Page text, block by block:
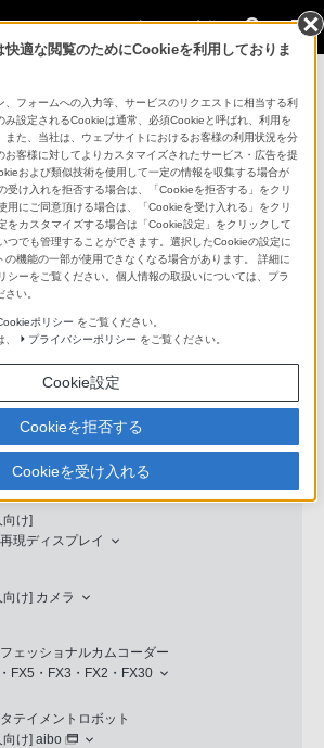
法人のお客様
コンスーマー製品に関するお問い合わせ
製品に関する重要なお知らせ
ョナル／業務用製品に関
・お問い合わせ
用商品に関するお問い合わせ
スは専用窓口がございます。対象の
してリンク先の窓口よりお問い合わ
ディスプレイ・テレビ
向け]ブラビア
向け]
現ディスプレイ
向け] カメラ
ェッショナルカムコーダー
FX5・FX3・FX2・FX30
テイメントロボット
向け] aibo
快適な閲覧のためにCookieを利用しておりま
、フォームへの入力等、サービスのリクエストに相当する利
み設定されるCookieは通常、必須Cookieと呼ばれ、利用を
また、当社は、ウェブサイトにおけるお客様の利用状況を分
お客様に対してよりカスタマイズされたサービス・広告を提
および類似技術を使用して一定の情報を収集する場合が
受け入れを拒否する場合は、「Cookieを拒否する」をクリ
用にご同意頂ける場合は、「Cookieを受け入れる」をクリ
をカスタマイズする場合は「Cookie設定」をクリックして
つでも管理することができます。選択したCookieの設定に
の機能の一部が使用できなくなる場合があります。 詳細に
シーをご覧ください。個人情報の取扱いについては、プラ
い。
ポリシー をご覧ください。
、
プライバシーポリシー をご覧ください。
Cookie設定
Cookieを拒否する
Cookieを受け入れる